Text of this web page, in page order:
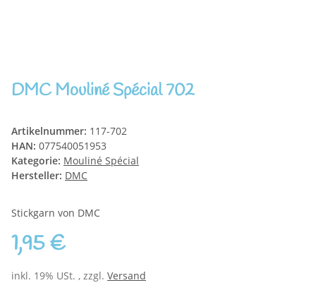
DMC Mouliné Spécial 702
Artikelnummer: 117-702
HAN: 077540051953
Kategorie: Mouliné Spécial
Hersteller: DMC
Stickgarn von DMC
1,95 €
inkl. 19% USt. , zzgl. Versand